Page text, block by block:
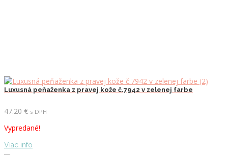
Luxusná peňaženka z pravej kože č.7942 v zelenej farbe
47.20 € s DPH
Vypredané!
Viac info